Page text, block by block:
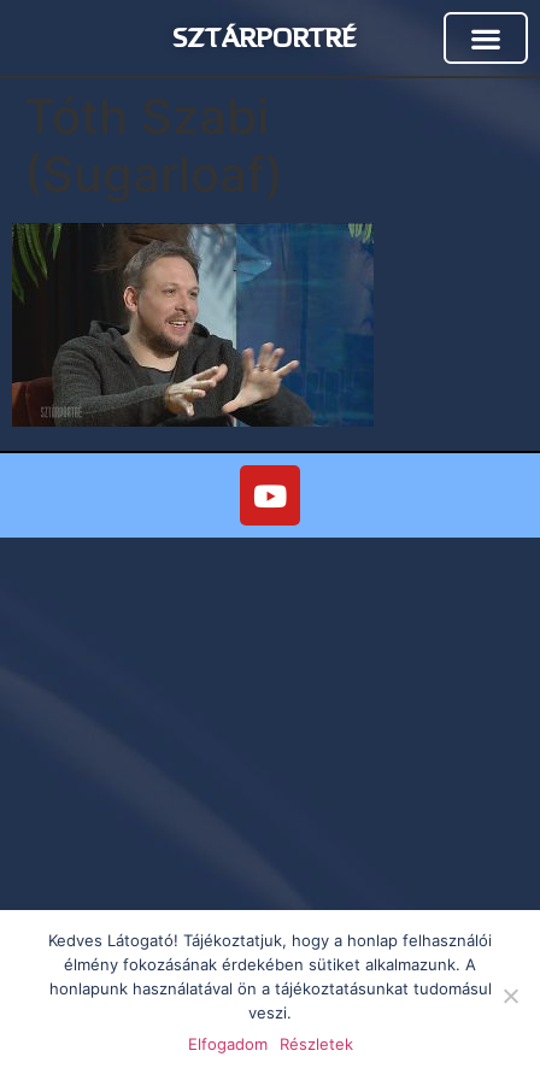
SZTÁRPORTRÉ
Tóth Szabi
(Sugarloaf)
Kedves Látogató! Tájékoztatjuk, hogy a honlap felhasználói
élmény fokozásának érdekében sütiket alkalmazunk. A
honlapunk használatával ön a tájékoztatásunkat tudomásul
veszi.
Elfogadom
Részletek